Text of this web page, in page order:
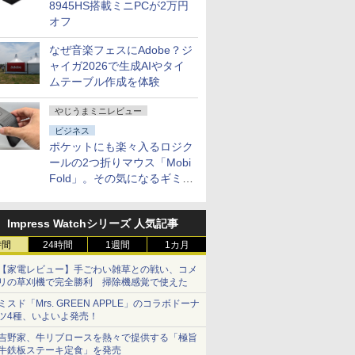
8945HS搭載ミニPCが2万円
オフ
なぜ音楽フェスにAdobe？ジ
ャイガ2026で生成AIやタイ
ムテーブル作成を体験
やじうまミニレビュー
ビジネス
ポケットにも楽々入るロジク
ールの2つ折りマウス「Mobi
Fold」。その気になるギミッ
Impress Watchシリーズ 人気記事
24時間 1週間 1カ月
家電レビュー】手ごわい雑草との戦い、コメ
の草刈機で完全勝利 掃除機感覚で使えた
スド「Mrs. GREEN APPLE」のコラボドーナ
4種、いよいよ発売！
野家、牛リブロースを熱々で提供する「極旨
鉄板ステーキ定食」を発売